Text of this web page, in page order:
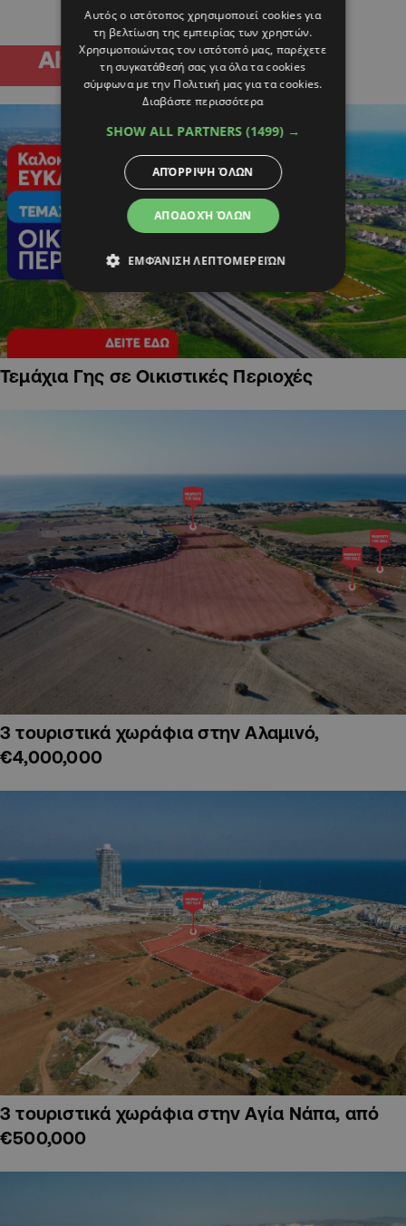
Τεμάχια Γης σε Οικιστικές Περιοχές
3 τουριστικά χωράφια στην Αλαμινό,
€4,000,000
3 τουριστικά χωράφια στην Αγία Νάπα, από
€500,000
Αυτός ο ιστότοπος χρησιμοποιεί cookies για
τη βελτίωση της εμπειρίας των χρηστών.
Χρησιμοποιώντας τον ιστότοπό μας, παρέχετε
τη συγκατάθεσή σας για όλα τα cookies
σύμφωνα με την Πολιτική μας για τα cookies.
Διαβάστε περισσότερα
SHOW ALL PARTNERS (1499) →
ΑΠΟΔΟΧΉ ΌΛΩΝ
ΑΠΌΡΡΙΨΗ ΌΛΩΝ
ΕΜΦΆΝΙΣΗ ΛΕΠΤΟΜΕΡΕΙΏΝ